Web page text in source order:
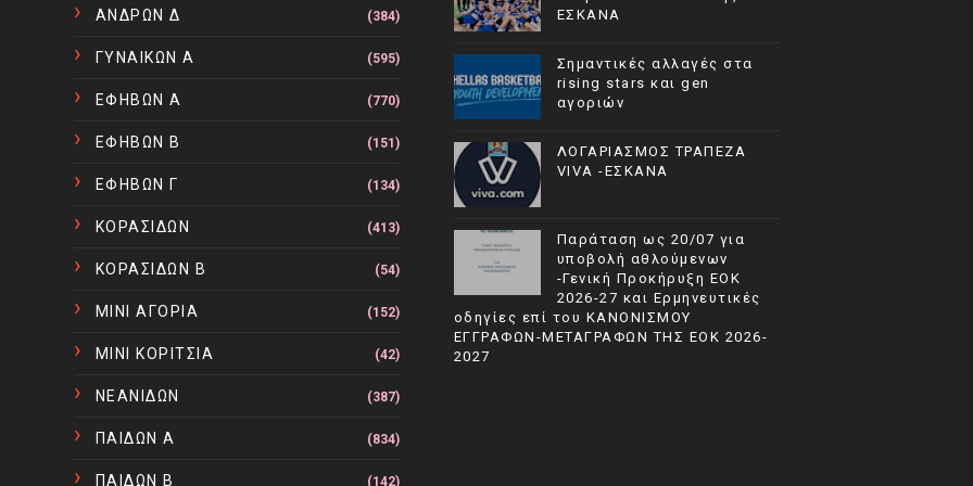
ΑΝΔΡΩΝ Δ (384)
ΓΥΝΑΙΚΩΝ Α (595)
ΕΦΗΒΩΝ Α (770)
ΕΦΗΒΩΝ Β (151)
ΕΦΗΒΩΝ Γ (134)
ΚΟΡΑΣΙΔΩΝ (413)
ΚΟΡΑΣΙΔΩΝ Β (54)
ΜΙΝΙ ΑΓΟΡΙΑ (152)
ΜΙΝΙ ΚΟΡΙΤΣΙΑ (42)
ΝΕΑΝΙΔΩΝ (387)
ΠΑΙΔΩΝ Α (834)
ΠΑΙΔΩΝ Β (142)
ΕΣΚΑΝΑ
Σημαντικές αλλαγές στα
rising stars και gen
αγοριών
ΛΟΓΑΡΙΑΣΜΟΣ ΤΡΑΠΕΖΑ
VIVA -ΕΣΚΑΝΑ
Παράταση ως 20/07 για
υποβολή αθλούμενων
-Γενική Προκήρυξη ΕΟΚ
2026-27 και Ερμηνευτικές
οδηγίες επί του ΚΑΝΟΝΙΣΜΟΥ
ΕΓΓΡΑΦΩΝ-ΜΕΤΑΓΡΑΦΩΝ ΤΗΣ ΕΟΚ 2026-
2027